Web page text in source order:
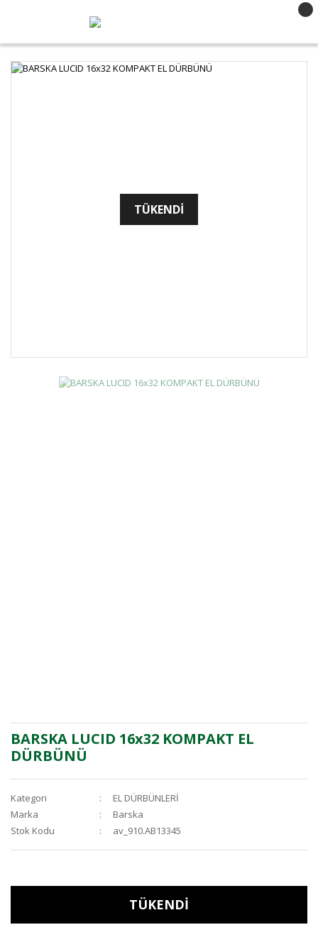
TÜKENDİ
BARSKA LUCID 16x32 KOMPAKT EL
DÜRBÜNÜ
Kategori
EL DÜRBÜNLERİ
Marka
Barska
Stok Kodu
av_910.AB13345
TÜKENDİ